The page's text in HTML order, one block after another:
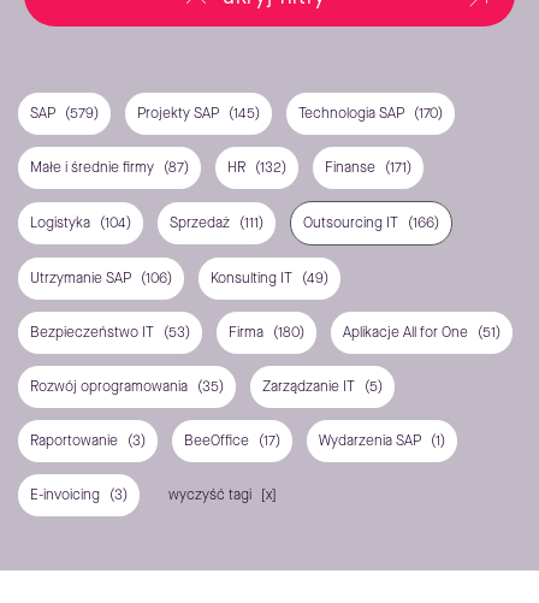
SAP (579) Projekty SAP (145) Technologia SAP (170)
Małe i średnie firmy (87) HR (132) Finanse (171)
Logistyka (104) Sprzedaż (111) Outsourcing IT (166)
Utrzymanie SAP (106) Konsulting IT (49)
Bezpieczeństwo IT (53) Firma (180) Aplikacje All for One (51)
Rozwój oprogramowania (35) Zarządzanie IT (5)
Raportowanie (3) BeeOffice (17) Wydarzenia SAP (1)
E-invoicing (3) wyczyść tagi